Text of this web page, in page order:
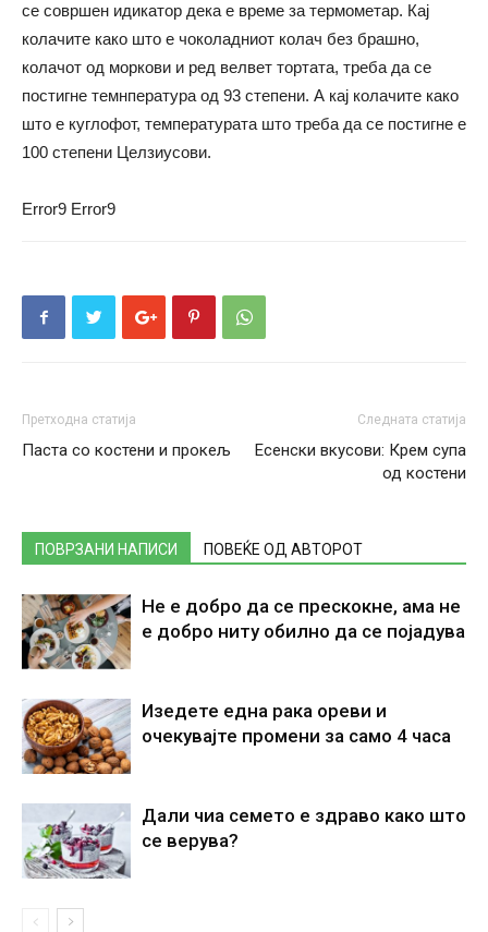
се совршен идикатор дека е време за термометар. Кај
колачите како што е чоколадниот колач без брашно,
колачот од моркови и ред велвет тортата, треба да се
постигне темнпература од 93 степени. А кај колачите како
што е куглофот, температурата што треба да се постигне е
100 степени Целзиусови.
Error9 Error9
Претходна статија
Паста со костени и прокељ
Следната статија
Есенски вкусови: Крем супа
од костени
ПОВРЗАНИ НАПИСИ ПОВЕЌЕ ОД АВТОРОТ
Не е добро да се прескокне, ама не
е добро ниту обилно да се појадува
Изедете една рака ореви и
очекувајте промени за само 4 часа
Дали чиа семето е здраво како што
се верува?